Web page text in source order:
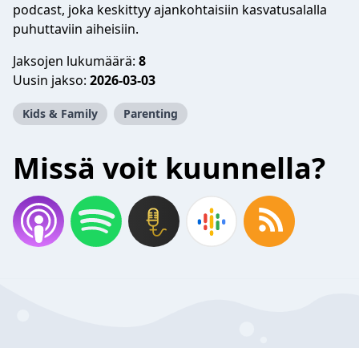
podcast, joka keskittyy ajankohtaisiin kasvatusalalla
puhuttaviin aiheisiin.
Jaksojen lukumäärä: 8
Uusin jakso: 2026-03-03
Kids & Family Parenting
Missä voit kuunnella?